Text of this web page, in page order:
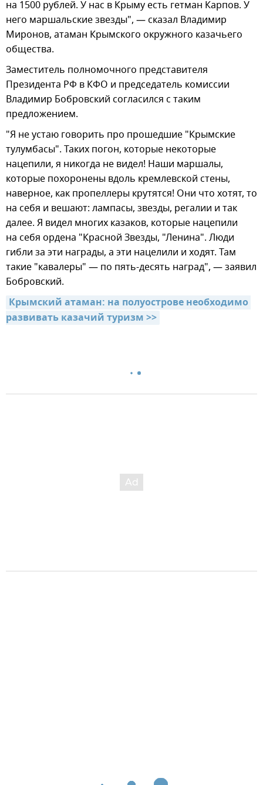
на 1500 рублей. У нас в Крыму есть гетман Карпов. У
него маршальские звезды", — сказал Владимир
Миронов, атаман Крымского окружного казачьего
общества.
Заместитель полномочного представителя
Президента РФ в КФО и председатель комиссии
Владимир Бобровский согласился с таким
предложением.
"Я не устаю говорить про прошедшие "Крымские
тулумбасы". Таких погон, которые некоторые
нацепили, я никогда не видел! Наши маршалы,
которые похоронены вдоль кремлевской стены,
наверное, как пропеллеры крутятся! Они что хотят, то
на себя и вешают: лампасы, звезды, регалии и так
далее. Я видел многих казаков, которые нацепили
на себя ордена "Красной Звезды, "Ленина". Люди
гибли за эти награды, а эти нацелили и ходят. Там
такие "кавалеры" — по пять-десять наград", — заявил
Бобровский.
Крымский атаман: на полуострове необходимо
развивать казачий туризм >>